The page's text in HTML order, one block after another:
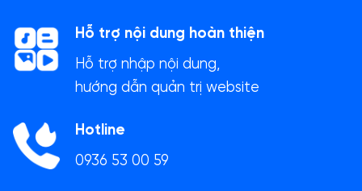
Hỗ trợ nội dung hoàn thiện
Hỗ trợ nhập nội dung,
hướng dẫn quản trị website
Hotline
0936 53 00 59